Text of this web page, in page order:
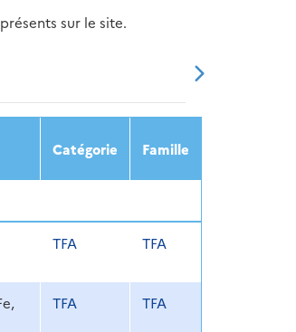
sur le site.
2022 2023
Catégorie Famille
TFA TFA
TFA TFA